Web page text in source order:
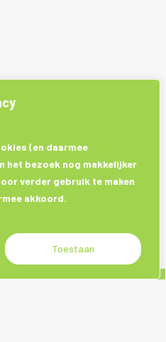
(en daarmee
het bezoek nog makkelijker
verder gebruik te maken
akkoord.
Toestaan